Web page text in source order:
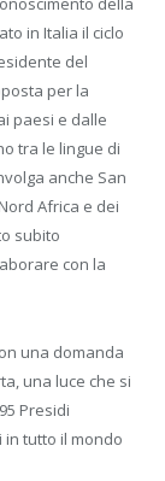
in Italia il ciclo
del
per la
paesi e dalle
tra le lingue di
anche San
Africa e dei
subito
con la
una domanda
una luce che si
Presidi
in tutto il mondo